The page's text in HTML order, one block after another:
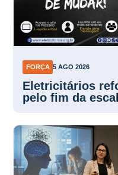
FORÇA 5 AGO 2026
Eletricitários
pelo fim da